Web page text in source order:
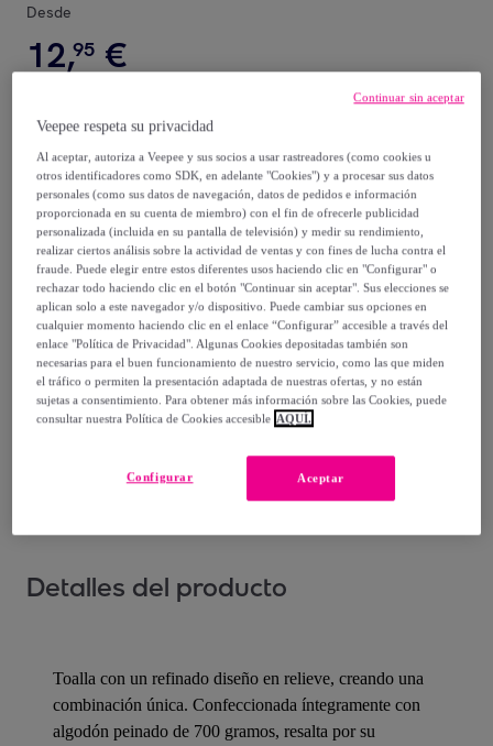
Desde
12,95 €
-7%
Vendido porONNA STUDIO
Entrega
Envío gratis
Entrega: Entre el08/08y el11/08
Detalles del producto
Toalla con un refinado diseño en relieve, creando una
combinación única. Confeccionada íntegramente con
algodón peinado de 700 gramos, resalta por su
Veepee respeta su privacidad
Al aceptar, autoriza a Veepee y sus socios a usar rastreadores (como cookies u
otros identificadores como SDK, en adelante "Cookies") y a procesar sus datos
personales (como sus datos de navegación, datos de pedidos e información
proporcionada en su cuenta de miembro) con el fin de ofrecerle publicidad
personalizada (incluida en su pantalla de televisión) y medir su rendimiento,
realizar ciertos análisis sobre la actividad de ventas y con fines de lucha contra el
fraude. Puede elegir entre estos diferentes usos haciendo clic en "Configurar" o
rechazar todo haciendo clic en el botón "Continuar sin aceptar". Sus elecciones se
aplican solo a este navegador y/o dispositivo. Puede cambiar sus opciones en
cualquier momento haciendo clic en el enlace “Configurar” accesible a través del
enlace "Política de Privacidad". Algunas Cookies depositadas también son
necesarias para el buen funcionamiento de nuestro servicio, como las que miden
el tráfico o permiten la presentación adaptada de nuestras ofertas, y no están
sujetas a consentimiento. Para obtener más información sobre las Cookies, puede
consultar nuestra Política de Cookies accesible AQUÍ.
Aceptar
Configurar
Continuar sin aceptar